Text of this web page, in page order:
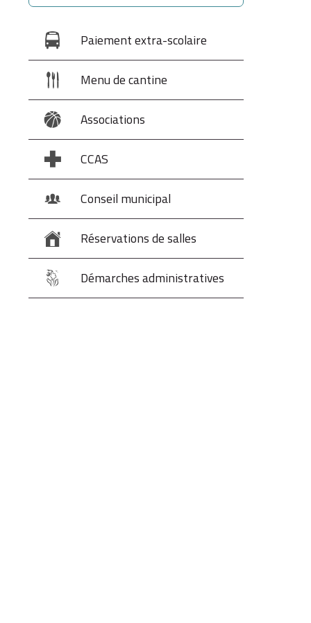
Paiement extra-scolaire
Menu de cantine
Associations
CCAS
Conseil municipal
Réservations de salles
Démarches administratives